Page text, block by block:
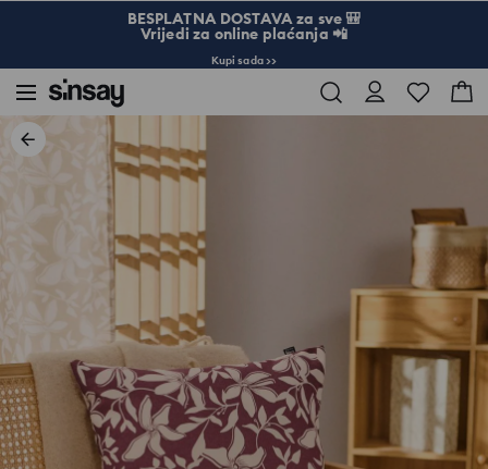
BESPLATNA DOSTAVA za sve 🎒
Vrijedi za online plaćanja 📲
Kupi sada >>